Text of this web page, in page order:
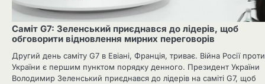
Саміт G7: Зеленський приєднався до лідерів, щоб
обговорити відновлення мирних переговорів
Другий день саміту G7 в Евіані, Франція, триває. Війна Росії проти
України є першим пунктом порядку денного. Президент України
Володимир Зеленський приєднався до лідерів на саміті G7, щоб